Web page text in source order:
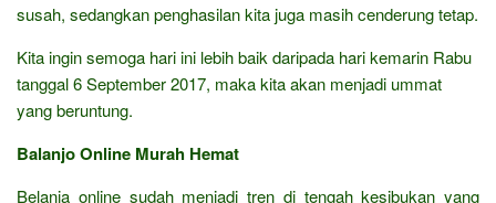
susah, sedangkan penghasilan kita juga masih cenderung tetap.
Kita ingin semoga hari ini lebih baik daripada hari kemarin Rabu
tanggal 6 September 2017, maka kita akan menjadi ummat
yang beruntung.
Balanjo Online Murah Hemat
Belanja online sudah menjadi tren di tengah kesibukan yang